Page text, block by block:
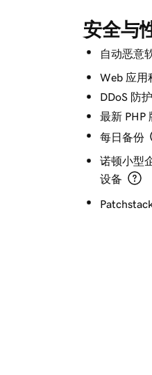
安全与
自动恶意
Web 应用
DDoS 防
最新 PHP
每日备份
诺顿小型
设备